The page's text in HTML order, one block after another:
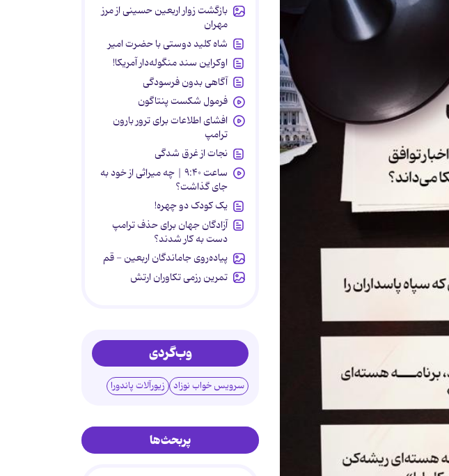
بازگشت زوار اربعین حسینی از مرز
مهران
شاه کلید دوستی با حضرت امیر
اوکراین سند منگوله‌دار آمریکا!
آگاهی بدون فرسودگی
فرمول شکست پنتاگون
افشای اطلاعات برای ترور بارون
ترامپ
نجات از غرق شدگی
ساعت ۹:۴۰ | چه میراثی از خود به
جای گذاشت؟
یک کودک دو چهره!
آزادگان جهان برای حذف ترامپ
دست به کار شدند؟
پیاده‌روی جاماندگان اربعین - قم
تمرین رزمی تکاوران ارتش
وب‌گردی
سرویس خواب نوزاد زیورآلات پاندورا
پربحث‌ها